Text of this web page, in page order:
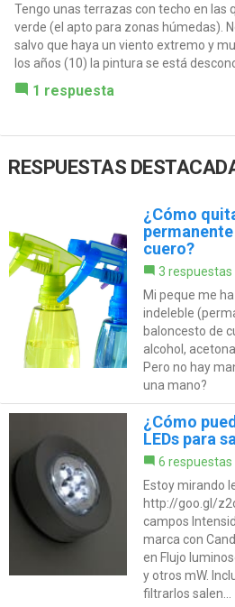
Tengo unas terrazas con techo en las
verde (el apto para zonas húmedas).
salvo que haya un viento extremo y
los años (10) la pintura se está
1 respuesta
RESPUESTAS
¿Cómo
cuero?
3 respuestas
Mi peque me
indeleble
baloncesto de
alcohol,
Pero no hay
una mano?
¿Cómo
LEDs para
6 respuestas
Estoy mirando
http://goo.gl/
campos
marca con
en Flujo
y otros mW.
filtrarlos salen...